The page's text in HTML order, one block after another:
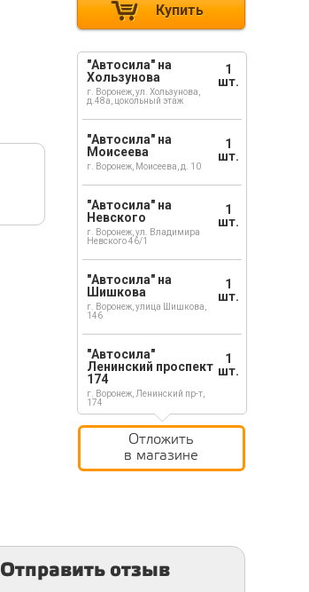
Купить
"Автосила" на
Хользунова
г. Воронеж, ул. Хользунова,
д.48а, цокольный этаж
1
шт.
"Автосила" на
Моисеева
г. Воронеж, Моисеева, д. 10
1
шт.
"Автосила" на
Невского
г. Воронеж, ул. Владимира
Невского 46/1
1
шт.
"Автосила" на
Шишкова
г. Воронеж, улица Шишкова,
146
1
шт.
"Автосила"
Ленинский проспект
174
г. Воронеж, Ленинский пр-т,
174
1
шт.
Отложить
в магазине
Отправить отзыв